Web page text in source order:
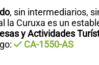
, sin intermediarios,
la Curuxa es un
y Actividades
CA-1550-AS